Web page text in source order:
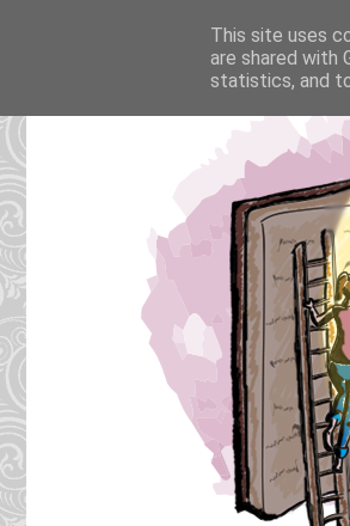
This site uses
are shared with
statistics, and